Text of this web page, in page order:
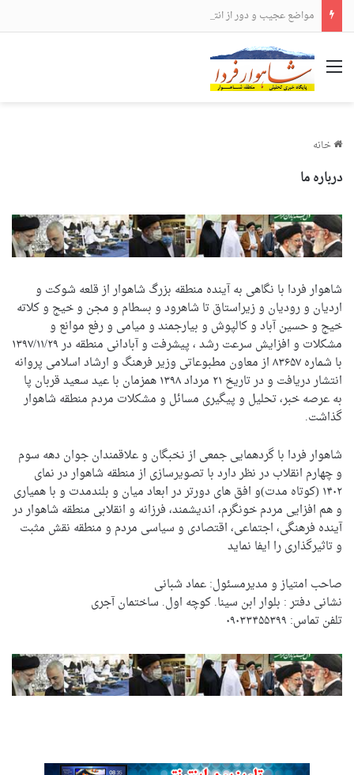
مواضع عجیب و دور از انتظار علی لاریجانی
منو
خانه
درباره ما
شاهوار فردا با نگاهی به آینده منطقه بزرگ شاهوار از قلعه شوکت و
اردیان و رودیان و زیراستاق تا شاهرود و بسطام و مجن و خیج و کلاته
خیج و حسین آباد و کالپوش و بیارجمند و میامی و رفع موانع و
مشکلات و افزایش سرعت رشد ، پیشرفت و آبادانی منطقه در ۱۳۹۷/۱۱/۲۹
با شماره ۸۳۶۵۷ از معاون مطبوعاتی وزیر فرهنگ و ارشاد اسلامی پروانه
انتشار دریافت و در تاریخ ۲۱ مرداد ۱۳۹۸ همزمان با عید سعید قربان پا
به عرصه خبر، تحلیل و پیگیری مسائل و مشکلات مردم منطقه شاهوار
گذاشت.
شاهوار فردا با گردهمایی جمعی از نخبگان و علاقمندان جوان دهه سوم
و چهارم انقلاب در نظر دارد با تصویرسازی از منطقه شاهوار در نمای
۱۴۰۲ (کوتاه مدت)و افق های دورتر در ابعاد میان و بلندمدت و با همیاری
و هم افزایی مردم خونگرم، اندیشمند، فرزانه و انقلابی منطقه شاهوار در
آینده فرهنگی، اجتماعی، اقتصادی و سیاسی مردم و منطقه نقش مثبت
و تاثیرگذاری را ایفا نماید
صاحب امتیاز و مدیرمسئول: عماد شبانی
نشانی دفتر : بلوار ابن سینا. کوچه اول. ساختمان آجری
تلفن تماس: ۰۹۰۳۳۴۵۵۳۹۹